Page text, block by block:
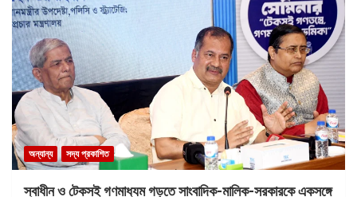
অন্যান্য সদ্য প্রকাশিত
স্বাধীন ও টেকসই গণমাধ্যম গড়তে সাংবাদিক-মালিক-সরকারকে একসঙ্গে